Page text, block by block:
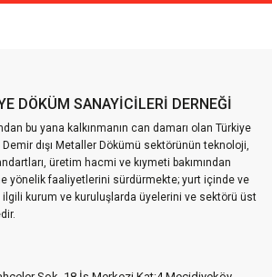
DÖKÜM SANAYİCİLERİ DERNEĞİ
bu yana kalkınmanın can damarı olan Türkiye
Demir dışı Metaller Dökümü sektörünün teknoloji,
üretim hacmi ve kıymeti bakımından
yönelik faaliyetlerini sürdürmekte; yurt içinde ve
ilgili kurum ve kuruluşlarda üyelerini ve sektörü üst